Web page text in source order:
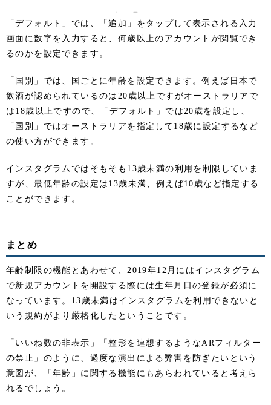
「デフォルト」では、「追加」をタップして表示される入力
画面に数字を入力すると、何歳以上のアカウントが閲覧でき
るのかを設定できます。
「国別」では、国ごとに年齢を設定できます。例えば日本で
飲酒が認められているのは20歳以上ですがオーストラリアで
は18歳以上ですので、「デフォルト」では20歳を設定し、
「国別」ではオーストラリアを指定して18歳に設定するなど
の使い方ができます。
インスタグラムではそもそも13歳未満の利用を制限していま
すが、最低年齢の設定は13歳未満、例えば10歳など指定する
ことができます。
まとめ
年齢制限の機能とあわせて、2019年12月にはインスタグラム
で新規アカウントを開設する際には生年月日の登録が必須に
なっています。13歳未満はインスタグラムを利用できないと
いう規約がより厳格化したということです。
「いいね数の非表示」「整形を連想するようなARフィルター
の禁止」のように、過度な演出による弊害を防ぎたいという
意図が、「年齢」に関する機能にもあらわれていると考えら
れるでしょう。